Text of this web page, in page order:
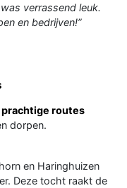
verrassend leuk.
en bedrijven!”
routes
dorpen.
en Haringhuizen
Deze tocht raakt de